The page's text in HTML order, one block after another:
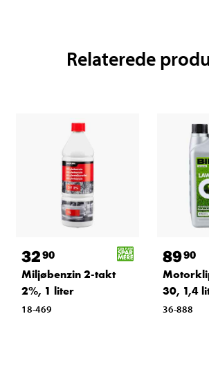
Relaterede
3290
Miljøbenzin 2-takt
2%, 1 liter
18-469
8990
30, 1,4
36-888